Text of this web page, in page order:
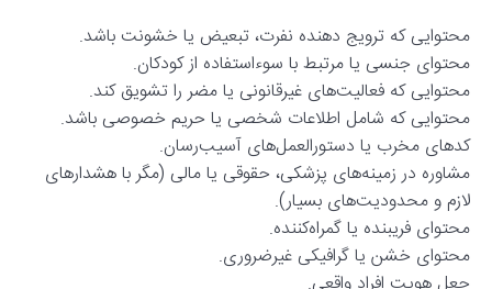
محتوایی که ترویج دهنده نفرت، تبعیض یا خشونت باشد.
محتوای جنسی یا مرتبط با سوءاستفاده از کودکان.
محتوایی که فعالیت‌های غیرقانونی یا مضر را تشویق کند.
محتوایی که شامل اطلاعات شخصی یا حریم خصوصی باشد.
کدهای مخرب یا دستورالعمل‌های آسیب‌رسان.
مشاوره در زمینه‌های پزشکی، حقوقی یا مالی (مگر با هشدارهای
لازم و محدودیت‌های بسیار).
محتوای فریبنده یا گمراه‌کننده.
محتوای خشن یا گرافیکی غیرضروری.